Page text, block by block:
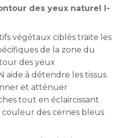
des yeux naturel I-
végétaux ciblés traite les
de la zone du
des yeux
aide à détendre les tissus
et atténuer
tout en éclaircissant
des cernes bleus